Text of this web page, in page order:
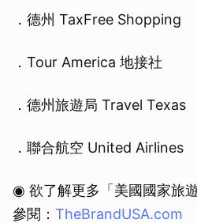
．德州 TaxFree Shopping
．Tour America 地接社
．德州旅遊局 Travel Texas
．聯合航空 United Airlines
◉ 欲了解更多「美國國家旅
參閱： TheBrandUSA.com